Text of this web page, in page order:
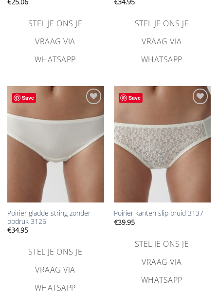
€25.06
STEL JE ONS JE
VRAAG VIA
WHATSAPP
€34.95
STEL JE ONS JE
VRAAG VIA
WHATSAPP
Save
verlanglijst
toevoegen
Poirier gladde string zonder
opdruk 3126
€34.95
STEL JE ONS JE
VRAAG VIA
WHATSAPP
Save
verlanglijst
toevoegen
Poirier kanten slip bruid 3137
€39.95
STEL JE ONS JE
VRAAG VIA
WHATSAPP